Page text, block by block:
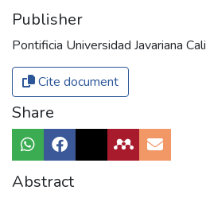
Publisher
Pontificia Universidad Javariana Cali
Cite document
Share
Abstract